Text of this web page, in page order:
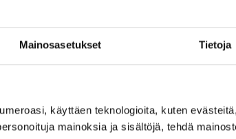
Mainosasetukset Tietoja
käyttäen teknologioita, kuten evästeitä,
mainoksia ja sisältöjä, tehdä
neuvottelumenettely ja paikallinen